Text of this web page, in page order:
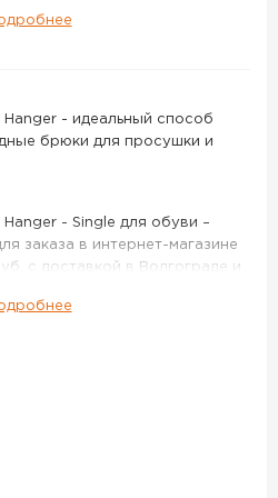
- идеальный способ
брюки для просушки и
- Single для обуви –
заказа в интернет-магазине
с доставкой в Волгограде и
позвоните по телефону +7